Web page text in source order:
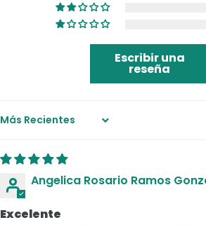
Escribir una
reseña
Sort by
Angelica Rosario Ramos
Excelente